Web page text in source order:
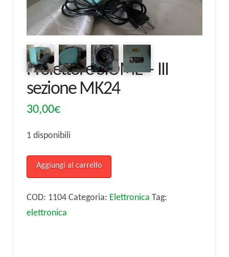
Proiettore SIOME – III
sezione MK24
30,00€
1 disponibili
Proiettore
SIOME
-
III
Aggiungi al carrello
COD: 1104 Categoria: Elettronica Tag:
elettronica